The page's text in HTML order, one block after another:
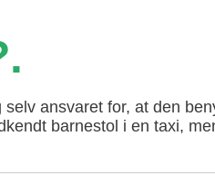
ansvaret for, at den
barnestol i en taxi,